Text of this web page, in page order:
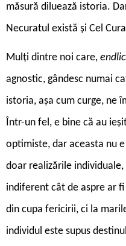
măsură diluează istoria.
Necuratul există și Cel
Mulți dintre noi care,
agnostic, gândesc numai
istoria, așa cum curge, ne
Într-un fel, e bine că au
optimiste, dar aceasta nu
doar realizările
indiferent cât de aspre ar
din cupa fericirii, ci la
individul este supus